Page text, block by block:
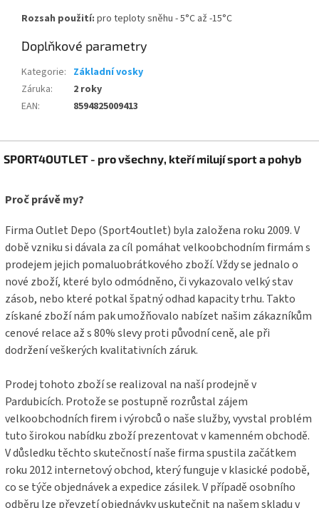
Rozsah použití: pro teploty sněhu - 5°C až -15°C
Doplňkové parametry
Kategorie: Základní vosky
Záruka:
2 roky
EAN: 8594825009413
á
a
SPORT4OUTLET - pro všechny, kteří milují sport a pohyb
Proč právě my?
Firma Outlet Depo (Sport4outlet) byla založena roku 2009. V
době vzniku si dávala za cíl pomáhat velkoobchodním firmám s
prodejem jejich pomaluobrátkového zboží. Vždy se jednalo o
nové zboží, které bylo odmódněno, či vykazovalo velký stav
zásob, nebo které potkal špatný odhad kapacity trhu. Takto
získané zboží nám pak umožňovalo nabízet našim zákazníkům
cenové relace až s 80% slevy proti původní ceně, ale při
dodržení veškerých kvalitativních záruk.
Prodej tohoto zboží se realizoval na naší prodejně v
Pardubicích. Protože se postupně rozrůstal zájem
velkoobchodních firem i výrobců o naše služby, vyvstal problém
tuto širokou nabídku zboží prezentovat v kamenném obchodě.
V důsledku těchto skutečností naše firma spustila začátkem
roku 2012 internetový obchod, který funguje v klasické podobě,
co se týče objednávek a expedice zásilek. V případě osobního
odběru lze převzetí objednávky uskutečnit na našem skladu v